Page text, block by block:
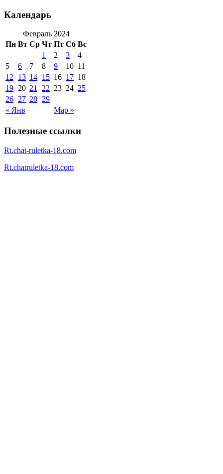
Календарь
Февраль 2024
Пн Вт Ср Чт Пт Сб Вс
« Янв Мар »
1 2 3
4
5
6 7 8 9 10 11
12
13 14 15 16 17 18
19 20 21 22 23 24 25
26 27 28 29
Полезные ссылки
Rt.chat-ruletka-18.com
Rt.chatruletka-18.com